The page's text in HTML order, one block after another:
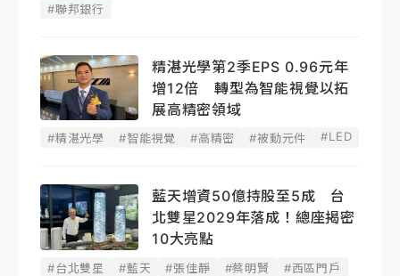
#聯邦銀行
精湛光學第2季EPS 0.96元年
增12倍 轉型為智能視覺以拓
展高精密領域
#精湛光學 #智能視覺 #高精密 #被動元件 #LED
藍天增資50億持股至5成 台
北雙星2029年落成！總座揭密
10大亮點
#台北雙星 #藍天 #張佳靜 #蔡明賢 #西區門戶